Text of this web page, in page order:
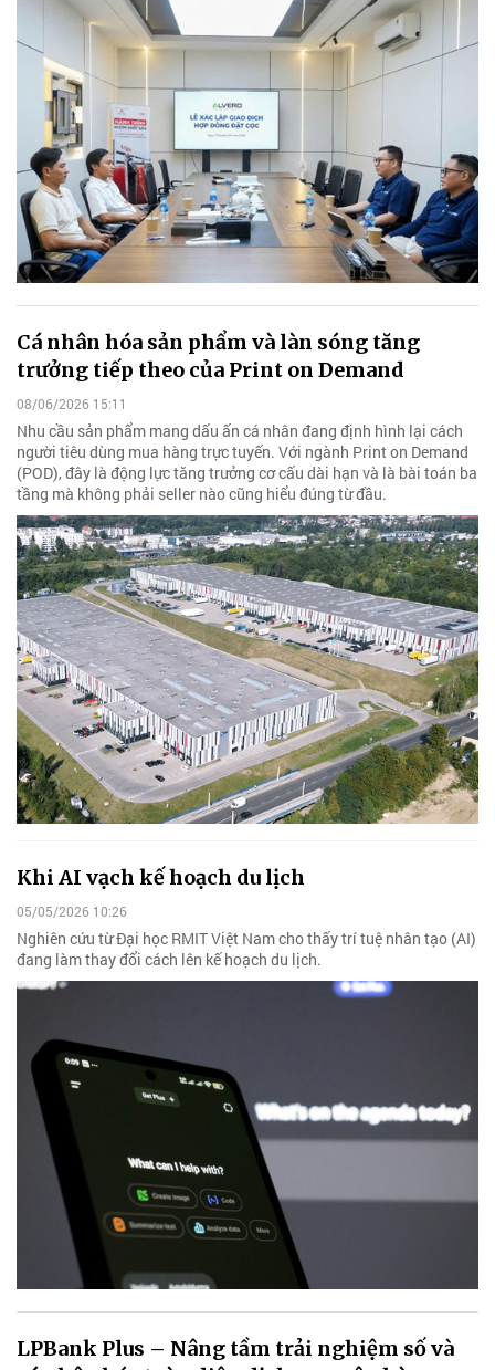
Cá nhân hóa sản phẩm và làn sóng tăng
trưởng tiếp theo của Print on Demand
08/06/2026 15:11
Nhu cầu sản phẩm mang dấu ấn cá nhân đang định hình lại cách
người tiêu dùng mua hàng trực tuyến. Với ngành Print on Demand
(POD), đây là động lực tăng trưởng cơ cấu dài hạn và là bài toán ba
tầng mà không phải seller nào cũng hiểu đúng từ đầu.
Khi AI vạch kế hoạch du lịch
05/05/2026 10:26
Nghiên cứu từ Đại học RMIT Việt Nam cho thấy trí tuệ nhân tạo (AI)
đang làm thay đổi cách lên kế hoạch du lịch.
LPBank Plus – Nâng tầm trải nghiệm số và